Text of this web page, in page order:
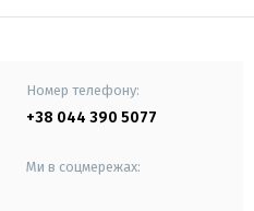
Номер телефону:
+38 044 390 5077
Ми в соцмережах: